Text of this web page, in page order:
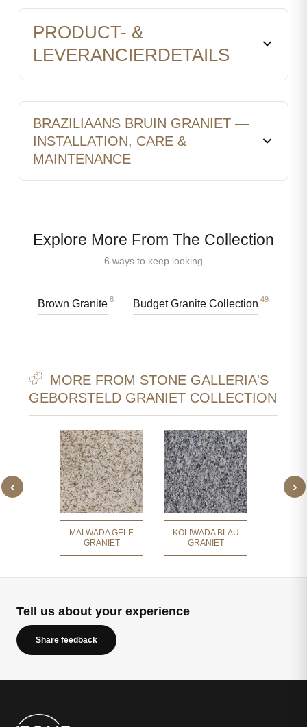
PRODUCT- &
LEVERANCIERDETAILS
BRAZILIAANS BRUIN GRANIET —
INSTALLATION, CARE &
MAINTENANCE
Explore More From The Collection
6 ways to keep looking
Brown Granite 8 Budget Granite Collection 49
MORE FROM STONE GALLERIA'S
GEBORSTELD GRANIET COLLECTION
‹
BRUIN
MALWADA GELE
GRANIET
KOLIWADA BLAU
GRANIET
LAVA
›
Tell us about your experience
Share feedback